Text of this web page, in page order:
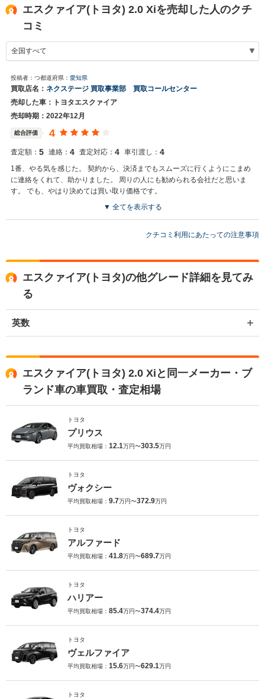
エスクァイア(トヨタ) 2.0 Xiを売却した人のクチ
コミ
投稿者：つ都道府県： 愛知県
買取店名： ネクステージ 買取事業部 買取コールセンター
売却した車：トヨタエスクァイア
売却時期：2022年12月
総合評価 4
査定額： 5 連絡： 4 査定対応： 4 車引渡し： 4
1番、やる気を感じた。 契約から、決済までもスムーズに行くようにこまめ
に連絡をくれて、助かりました。 周りの人にも勧められる会社だと思いま
す。 でも、やはり決めては買い取り価格です。
買取店からの返信
お世話になっております。 株式会社ネクステージでございます。 この
入車やSUV、軽自動車などの各種専門店を展開しているため、また機
会がございましたら是非お力添えできれば幸いでございます。 今後と
も宜しくお願い申し上げます。
▼ 全てを表示する
クチコミ利用にあたっての注意事項
エスクァイア(トヨタ)の他グレード詳細を見てみ
る
英数
エスクァイア(トヨタ) 2.0 Xiと同一メーカー・ブ
ランド車の車買取・査定相場
トヨタ
プリウス
平均買取相場： 12.1万円〜303.5万円
トヨタ
ヴォクシー
平均買取相場： 9.7万円〜372.9万円
トヨタ
アルファード
平均買取相場： 41.8万円〜689.7万円
トヨタ
ハリアー
平均買取相場： 85.4万円〜374.4万円
トヨタ
ヴェルファイア
平均買取相場： 15.6万円〜629.1万円
トヨタ